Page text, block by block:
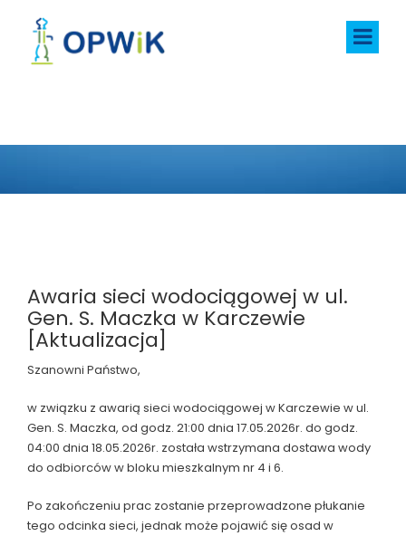
Awaria sieci wodociągowej w ul.
Gen. S. Maczka w Karczewie
[Aktualizacja]
Szanowni Państwo,
w związku z awarią sieci wodociągowej w Karczewie w ul.
Gen. S. Maczka, od godz. 21:00 dnia 17.05.2026r. do godz.
04:00 dnia 18.05.2026r. została wstrzymana dostawa wody
do odbiorców w bloku mieszkalnym nr 4 i 6.
Po zakończeniu prac zostanie przeprowadzone płukanie
tego odcinka sieci, jednak może pojawić się osad w